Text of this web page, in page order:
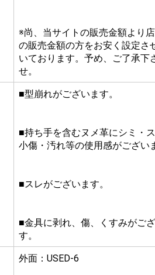
※尚、当サイトの販売金額より
の販売金額の方をお安く設定さ
いております。予め、ご了承下
せ。
■型崩れがございます。
■持ち手を含むヌメ革にシミ・ス
小傷・汚れ等の使用感がござい
■スレがございます。
■金具に剥れ、傷、くすみがご
す。
外面：USED-6